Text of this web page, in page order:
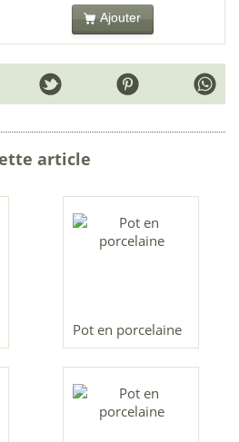
Ajouter
article
Pot en porcelaine